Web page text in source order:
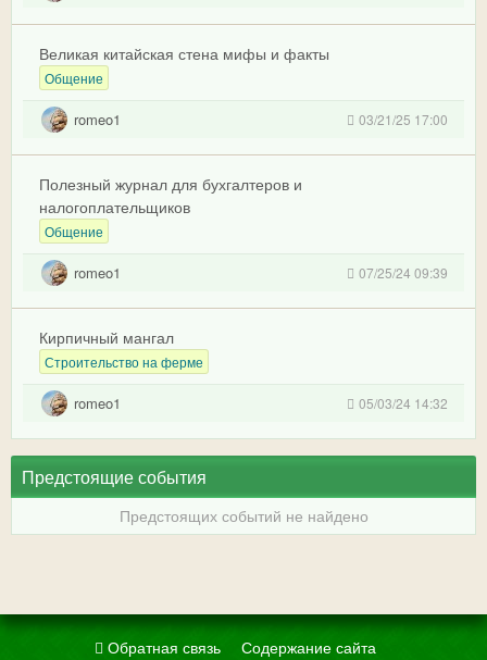
Великая китайская стена мифы и факты
Общение
romeo1 03/21/25 17:00
Полезный журнал для бухгалтеров и
налогоплательщиков
Общение
romeo1 07/25/24 09:39
Кирпичный мангал
Строительство на ферме
romeo1 05/03/24 14:32
Предстоящие события
Предстоящих событий не найдено
Обратная связь
Содержание сайта